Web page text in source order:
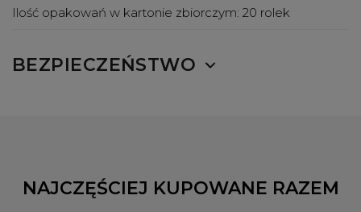
Ilość opakowań w kartonie zbiorczym: 20 rolek
BEZPIECZEŃSTWO
NAJCZĘŚCIEJ KUPOWANE RAZEM